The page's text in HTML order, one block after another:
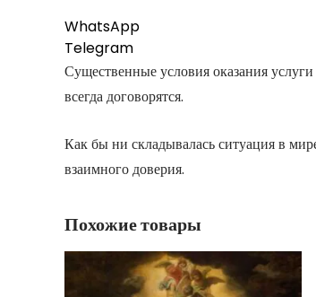
WhatsApp
Telegram
Существенные условия оказания
всегда договорятся.
Как бы ни складывалась ситуация в
взаимного доверия.
Похожие товары